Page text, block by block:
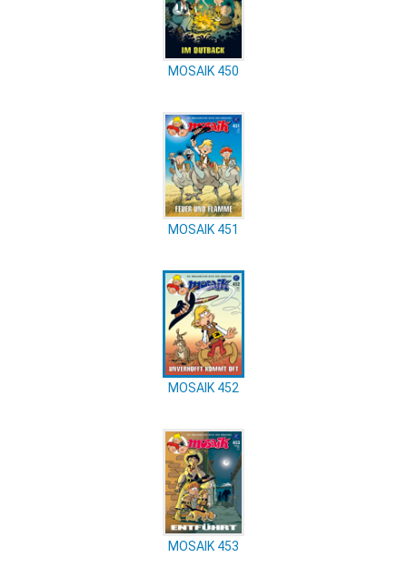
MOSAIK 450
MOSAIK 451
MOSAIK 452
MOSAIK 453